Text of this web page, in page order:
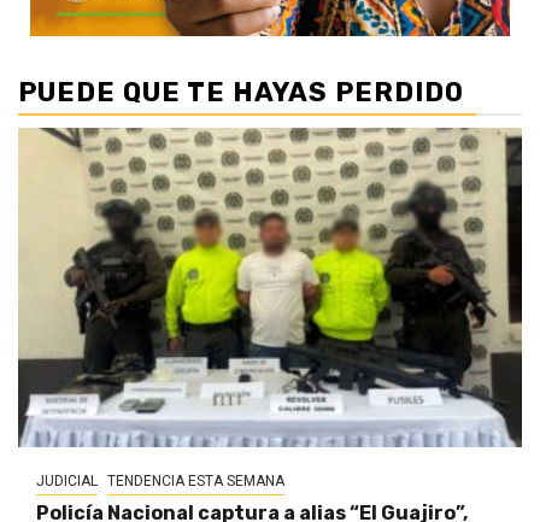
PUEDE QUE TE HAYAS PERDIDO
JUDICIAL TENDENCIA ESTA SEMANA
Policía Nacional captura a alias “El Guajiro”,